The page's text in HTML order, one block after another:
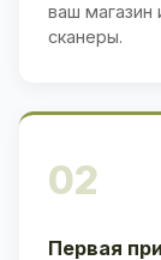
ваш магазин
сканеры.
02
Первая